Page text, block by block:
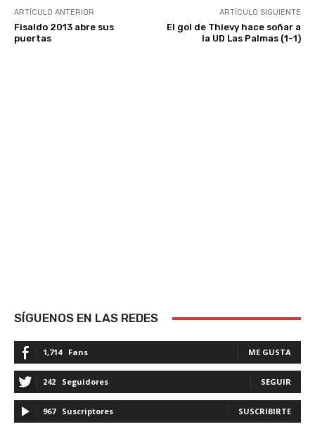
ARTÍCULO ANTERIOR
Fisaldo 2013 abre sus
puertas
ARTÍCULO SIGUIENTE
El gol de Thievy hace soñar a
la UD Las Palmas (1-1)
SÍGUENOS EN LAS REDES
1,714 Fans ME GUSTA
242 Seguidores SEGUIR
967 Suscriptores SUSCRIBIRTE